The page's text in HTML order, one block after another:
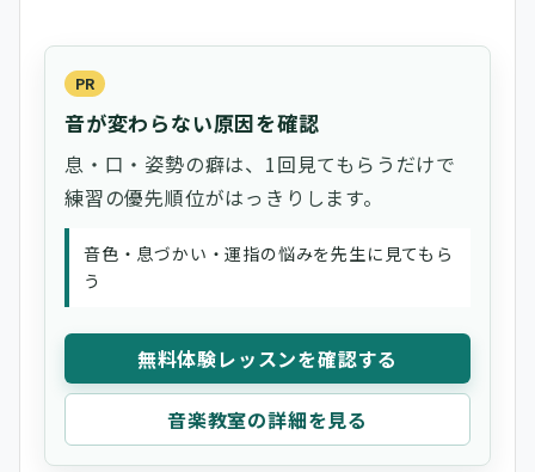
PR
音が変わらない原因を確認
息・口・姿勢の癖は、1回見てもらうだけで
練習の優先順位がはっきりします。
音色・息づかい・運指の悩みを先生に見てもら
う
無料体験レッスンを確認する
音楽教室の詳細を見る